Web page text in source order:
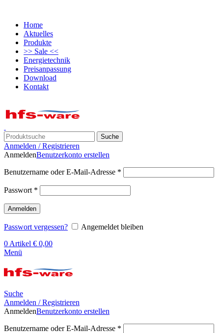
Home
Aktuelles
Produkte
>> Sale <<
Energietechnik
Preisanpassung
Download
Kontakt
Suche
Anmelden / Registrieren
AnmeldenBenutzerkonto erstellen
Benutzername oder E-Mail-Adresse *
Passwort *
Anmelden
Passwort vergessen?
Angemeldet bleiben
0 Artikel € 0,00
Menü
Suche
Anmelden / Registrieren
AnmeldenBenutzerkonto erstellen
Benutzername oder E-Mail-Adresse *